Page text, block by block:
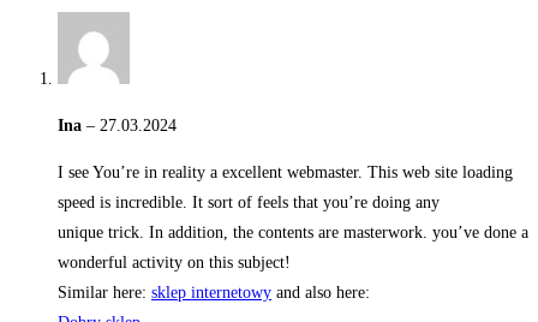
Ina – 27.03.2024
I see You’re in reality a excellent webmaster. This web site loading
speed is incredible. It sort of feels that you’re doing any
unique trick. In addition, the contents are masterwork. you’ve done a
wonderful activity on this subject!
Similar here: sklep internetowy and also here: